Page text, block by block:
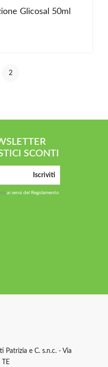
Glicosal 50ml
2
SCONTI
Iscriviti
ai sensi del Regolamento
Patrizia e C. s.n.c. - Via
TE